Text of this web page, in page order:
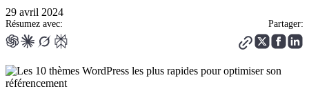
29 avril 2024
Résumez avec: Partager: